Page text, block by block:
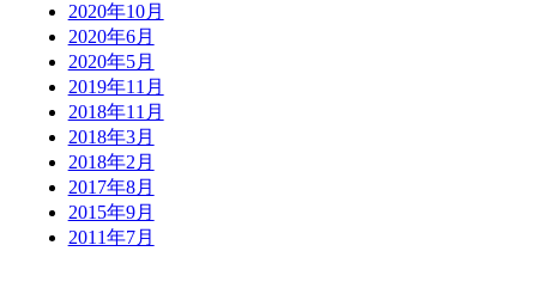
2020年10月
2020年6月
2020年5月
2019年11月
2018年11月
2018年3月
2018年2月
2017年8月
2015年9月
2011年7月